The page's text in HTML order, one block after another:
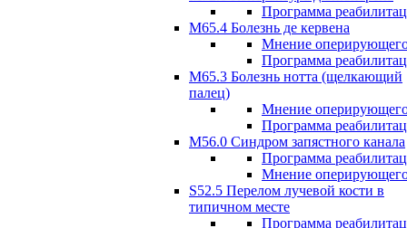
Программа
M65.4 Болезнь де кервена
Мнение
Программа
М65.3 Болезнь нотта (щелкающий
палец)
Мнение
Программа
M56.0 Синдром запястного канала
Программа
Мнение
S52.5 Перелом лучевой кости в
типичном месте
Программа